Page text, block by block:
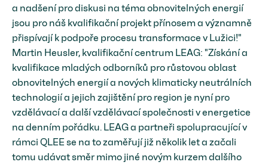
a nadšení pro diskusi na téma obnovitelných energií
jsou pro náš kvalifikační projekt přínosem a významně
přispívají k podpoře procesu transformace v Lužici!"
Martin Heusler, kvalifikační centrum LEAG: "Získání a
kvalifikace mladých odborníků pro růstovou oblast
obnovitelných energií a nových klimaticky neutrálních
technologií a jejich zajištění pro region je nyní pro
vzdělávací a další vzdělávací společnosti v energetice
na denním pořádku. LEAG a partneři spolupracující v
rámci QLEE se na to zaměřují již několik let a začali
tomu udávat směr mimo jiné novým kurzem dalšího